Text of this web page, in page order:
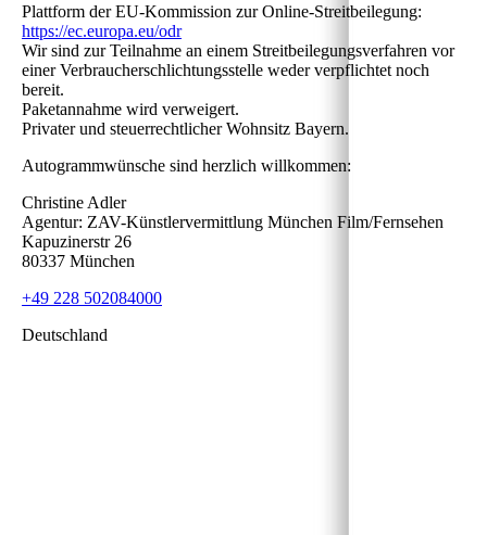
Plattform der EU-Kommission zur Online-Streitbeilegung:
https://ec.europa.eu/odr
Wir sind zur Teilnahme an einem Streitbeilegungsverfahren vor
einer Verbraucherschlichtungsstelle weder verpflichtet noch
bereit.
Paketannahme wird verweigert.
Privater und steuerrechtlicher Wohnsitz Bayern.
Autogrammwünsche sind herzlich willkommen:
Christine Adler
Agentur: ZAV-Künstlervermittlung München Film/Fernsehen
Kapuzinerstr 26
80337 München
+49 228 502084000
Deutschland